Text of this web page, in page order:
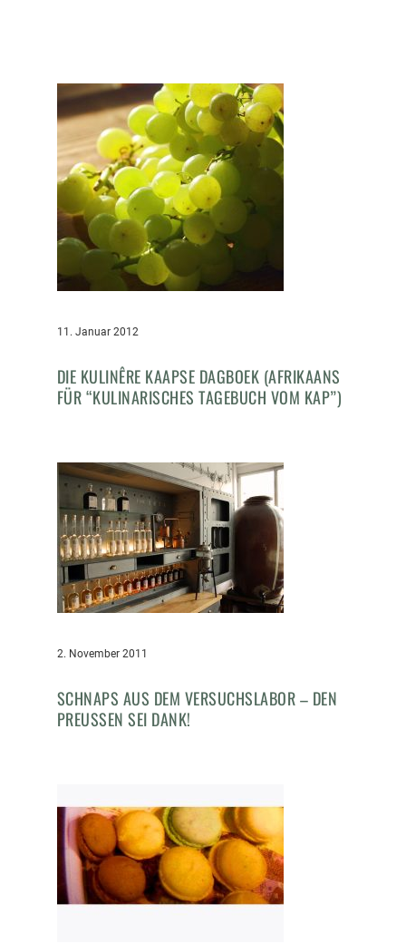
11. Januar 2012
DIE KULINÊRE KAAPSE DAGBOEK (AFRIKAANS
FÜR “KULINARISCHES TAGEBUCH VOM KAP”)
2. November 2011
SCHNAPS AUS DEM VERSUCHSLABOR – DEN
PREUSSEN SEI DANK!